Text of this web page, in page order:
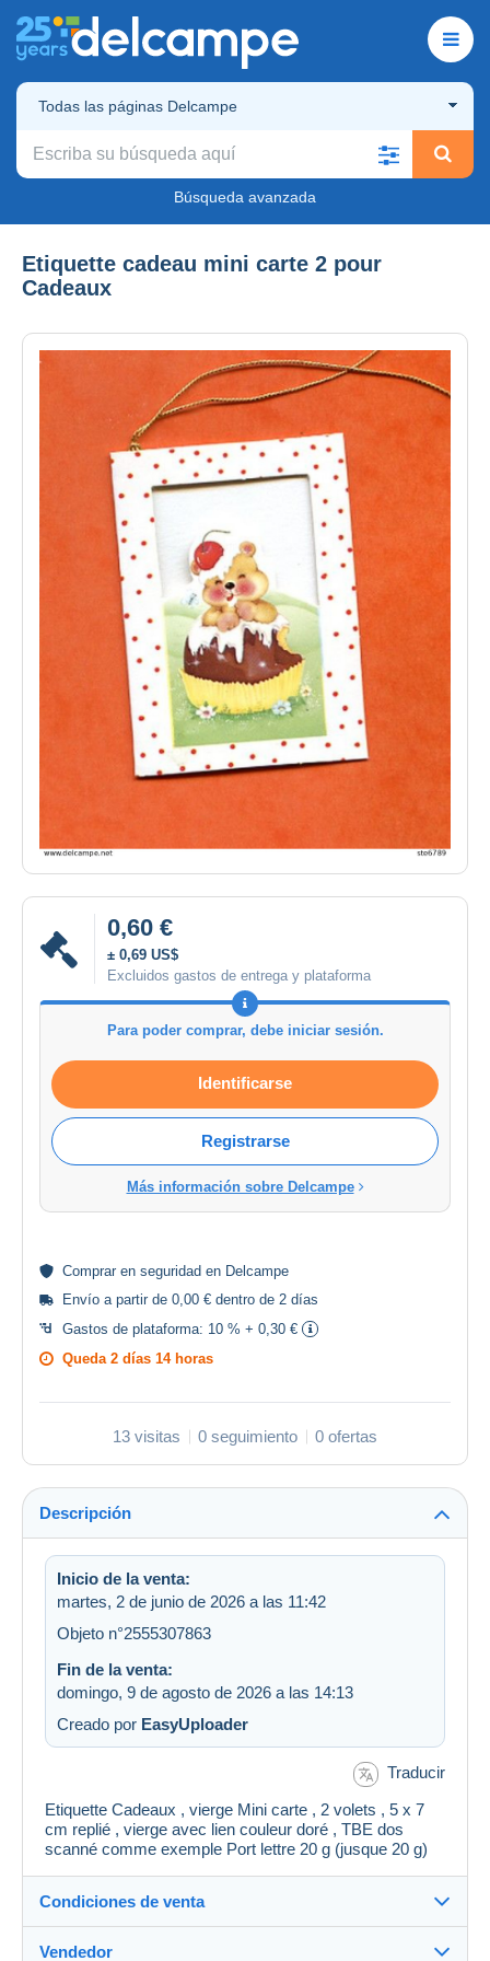
Todas las páginas Delcampe
Búsqueda avanzada
Etiquette cadeau mini carte 2 pour
Cadeaux
0,60 €
± 0,69 US$
Excluidos gastos de entrega y plataforma
Para poder comprar, debe iniciar sesión.
Identificarse
Registrarse
Más información sobre Delcampe
Comprar en seguridad en Delcampe
Envío a partir de 0,00 € dentro de 2 días
Gastos de plataforma: 10 % + 0,30 €
Queda 2 días 14 horas
13 visitas 0 seguimiento 0 ofertas
Descripción
Inicio de la venta:
martes, 2 de junio de 2026 a las 11:42
Objeto n°2555307863
Fin de la venta:
domingo, 9 de agosto de 2026 a las 14:13
Creado por EasyUploader
Traducir
Etiquette Cadeaux , vierge Mini carte , 2 volets , 5 x 7
cm replié , vierge avec lien couleur doré , TBE dos
scanné comme exemple Port lettre 20 g (jusque 20 g)
Condiciones de venta
Vendedor